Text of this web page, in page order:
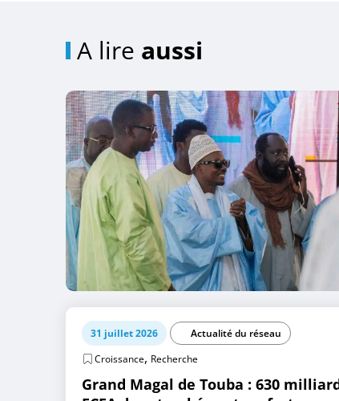
A lire aussi
31 juillet 2026
Actualité du réseau
Croissance, Recherche
Grand Magal de Touba : 630